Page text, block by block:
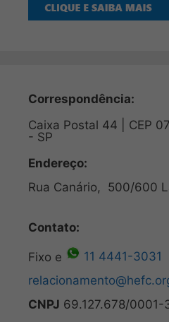
Correspondência:
Caixa Postal 44 | CEP
- SP
Endereço:
Rua Canário, 500/600
Contato:
Fixo e
11 4441-3031
CNPJ 69.127.678/0001-